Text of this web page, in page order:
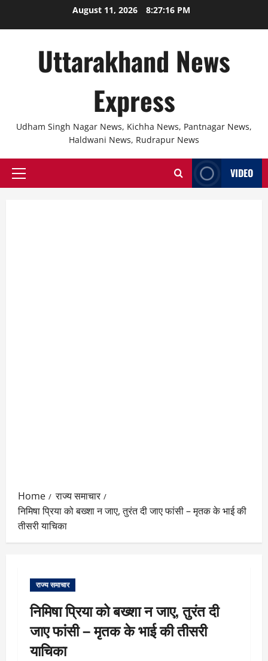
August 11, 2026 8:27:17 PM
Uttarakhand News
Express
Udham Singh Nagar News, Kichha News, Pantnagar News,
Haldwani News, Rudrapur News
Primary
VIDEO
Home
राज्य समाचार
निमिषा प्रिया को बख्शा न जाए, तुरंत दी जाए फांसी – मृतक के भाई की
तीसरी याचिका
राज्य समाचार
निमिषा प्रिया को बख्शा न जाए, तुरंत दी
जाए फांसी – मृतक के भाई की तीसरी
याचिका